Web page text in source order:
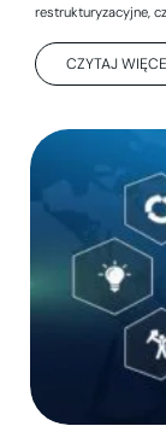
restrukturyzacyjne,
CZYTAJ